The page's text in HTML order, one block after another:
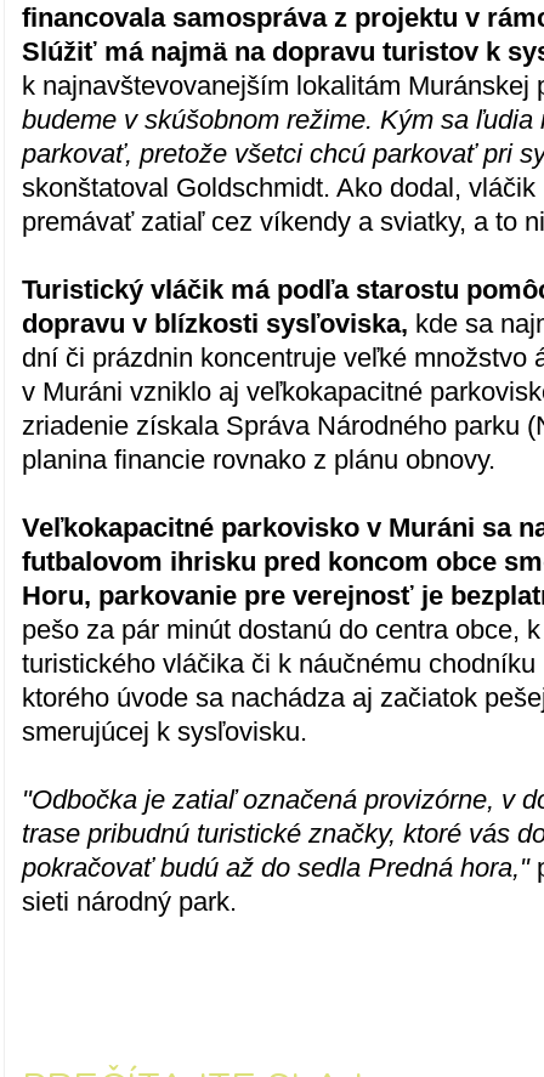
financovala samospráva z projektu v
Slúžiť má najmä na dopravu turistov k
k najnavštevovanejším lokalitám Muránskej
budeme v skúšobnom režime. Kým sa ľudia
parkovať, pretože všetci chcú parkovať pri
skonštatoval Goldschmidt. Ako dodal,
premávať zatiaľ cez víkendy a sviatky, a to
Turistický vláčik má podľa starostu
dopravu v blízkosti sysľoviska, kde sa
dní či prázdnin koncentruje veľké množstvo
v Muráni vzniklo aj veľkokapacitné
zriadenie získala Správa Národného parku
planina financie rovnako z plánu obnovy.
Veľkokapacitné parkovisko v Muráni sa
futbalovom ihrisku pred koncom obce
Horu, parkovanie pre verejnosť je
pešo za pár minút dostanú do centra obce,
turistického vláčika či k náučnému
ktorého úvode sa nachádza aj začiatok
smerujúcej k sysľovisku.
"Odbočka je zatiaľ označená provizórne, v
trase pribudnú turistické značky, ktoré vás
pokračovať budú až do sedla Predná hora,"
sieti národný park.